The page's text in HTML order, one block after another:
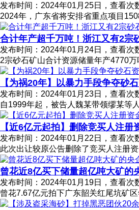
发布时间：2024年01月25日，查看次
2024年，广东省将安排省重点项目
合计年产超千万吨！浙江又有2宗
发布时间：2024年01月24日，查看次
2宗砂石矿山合计资源储量年产4770
【为祸20年】以暴力手段争夺砂
发布时间：2024年01月23日，查看次
自1999年起，被告人魏某带领缪某等
【近6亿元起拍】删除竞买人注
发布时间：2024年01月22日，查看次
此次出让较原公告删除了竞买人注册
曾花近8亿买下储量超亿吨大矿的
发布时间：2024年01月19日，查看次
曾花7.67亿元拍下广东韶关红尾坑矿